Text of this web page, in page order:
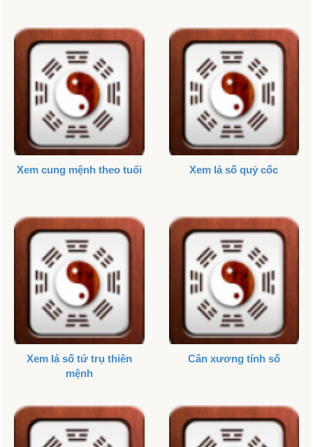
Xem cung mệnh theo tuổi Xem lá số quỷ cốc
Xem lá số tứ trụ thiên
mệnh
Cân xương tính số